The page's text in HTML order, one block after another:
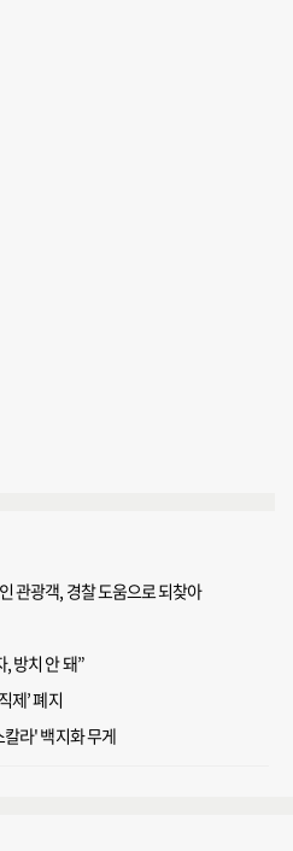
관광객, 경찰 도움으로 되찾아
, 방치 안 돼”
제’ 폐지
라' 백지화 무게